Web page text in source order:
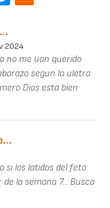
2024
no me uan querido
segun la uletra
Dios esta bien
si los latidos del feto
la semana 7... Busca